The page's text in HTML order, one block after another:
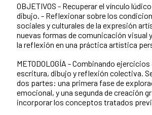
OBJETIVOS - Recuperar el vínculo
dibujo. - Reflexionar sobre los
sociales y culturales de la expresión
nuevas formas de comunicación visual
la reflexión en una práctica artística
METODOLOGÍA - Combinando ejercicios
escritura, dibujo y reflexión colectiva.
dos partes: una primera fase de
emocional, y una segunda de creación
incorporar los conceptos tratados